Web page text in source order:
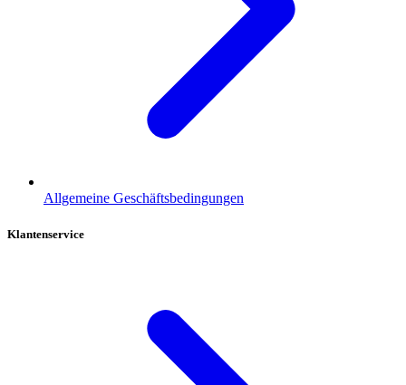
Allgemeine Geschäftsbedingungen
Klantenservice